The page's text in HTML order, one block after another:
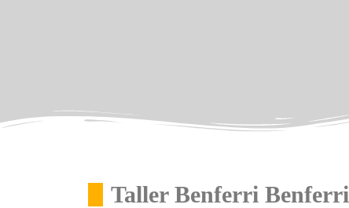
Taller Benferri Benferri